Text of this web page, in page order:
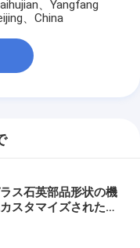
、Yangfang
、China
ス石英部品形状の機
スタマイズされた